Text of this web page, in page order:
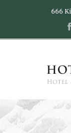
666